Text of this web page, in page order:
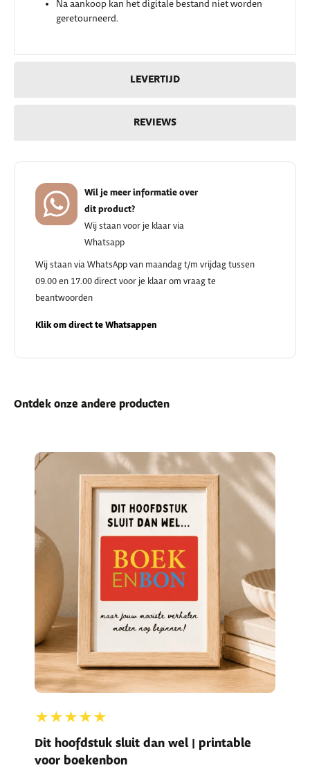
LEVERTIJD
REVIEWS
Na aankoop kan het digitale bestand niet worden
geretourneerd.
Wil je meer informatie over
dit product?
Wij staan voor je klaar via
Whatsapp
Wij staan via WhatsApp van maandag t/m vrijdag tussen
09.00 en 17.00 direct voor je klaar om vraag te
beantwoorden
Klik om direct te Whatsappen
Ontdek onze andere producten
★★★★★
Dit hoofdstuk sluit dan wel | printable
voor boekenbon